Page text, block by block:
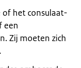
of het consulaat-
een
Zij moeten zich